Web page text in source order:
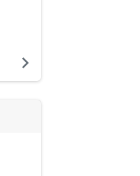
navigate_next